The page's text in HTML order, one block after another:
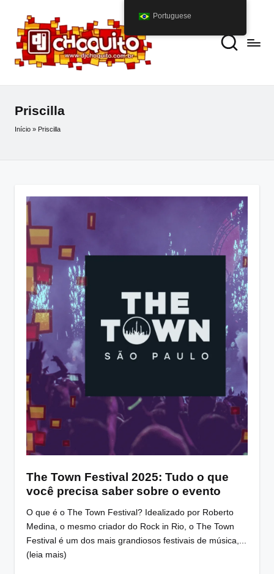
Priscilla
Início » Priscilla
The Town Festival 2025: Tudo o que
você precisa saber sobre o evento
O que é o The Town Festival? Idealizado por Roberto
Medina, o mesmo criador do Rock in Rio, o The Town
Festival é um dos mais grandiosos festivais de música,...
(leia mais)
Portuguese